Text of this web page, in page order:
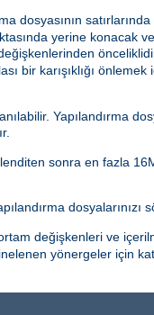
dosyasının satırlarında
yerine konacak
bir karışıklığı
Yapılandırma
sonra en fazla
dosyalarınızı
değişkenleri ve
yönergeler için